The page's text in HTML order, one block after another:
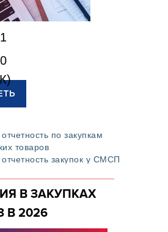
по закупкам
товаров
закупок у СМСП
В ЗАКУПКАХ
В 2026